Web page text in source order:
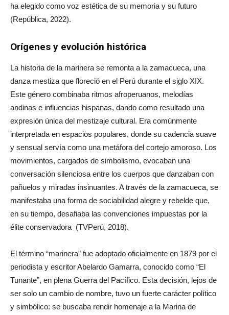
ha elegido como voz estética de su memoria y su futuro
(República, 2022).
Orígenes y evolución histórica
La historia de la marinera se remonta a la zamacueca, una
danza mestiza que floreció en el Perú durante el siglo XIX.
Este género combinaba ritmos afroperuanos, melodías
andinas e influencias hispanas, dando como resultado una
expresión única del mestizaje cultural. Era comúnmente
interpretada en espacios populares, donde su cadencia suave
y sensual servía como una metáfora del cortejo amoroso. Los
movimientos, cargados de simbolismo, evocaban una
conversación silenciosa entre los cuerpos que danzaban con
pañuelos y miradas insinuantes. A través de la zamacueca, se
manifestaba una forma de sociabilidad alegre y rebelde que,
en su tiempo, desafiaba las convenciones impuestas por la
élite conservadora (TVPerú, 2018).
El término “marinera” fue adoptado oficialmente en 1879 por el
periodista y escritor Abelardo Gamarra, conocido como “El
Tunante”, en plena Guerra del Pacífico. Esta decisión, lejos de
ser solo un cambio de nombre, tuvo un fuerte carácter político
y simbólico: se buscaba rendir homenaje a la Marina de